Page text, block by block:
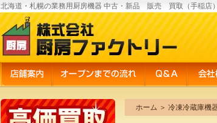
北海道・札幌の業務用厨房機器 中古・新品 販売 買取（手稲店）
ホーム ＞ 冷凍冷蔵庫機